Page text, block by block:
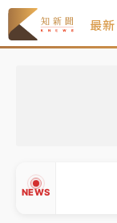
最新
NEWS
有片｜
連根拔起